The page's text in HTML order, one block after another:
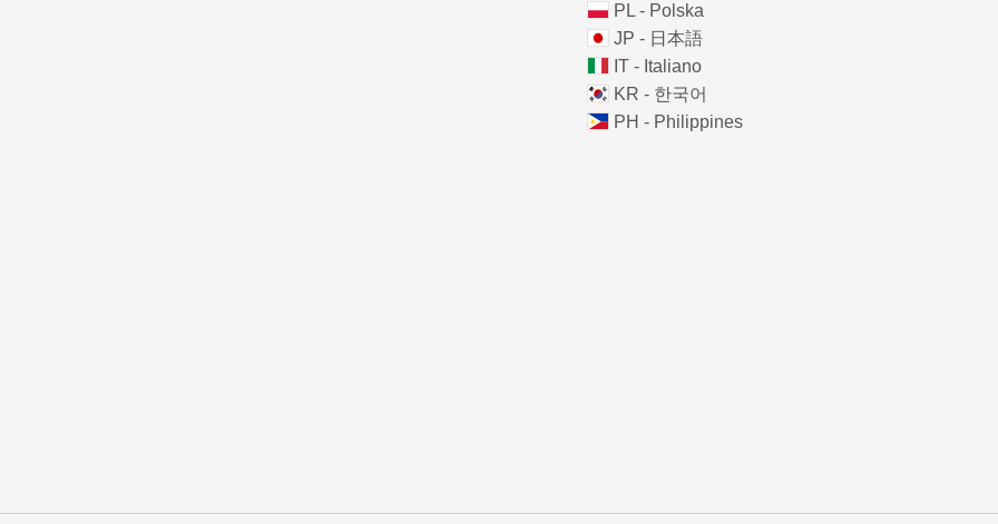
PL - Polska
JP - 日本語
IT - Italiano
KR - 한국어
PH - Philippines